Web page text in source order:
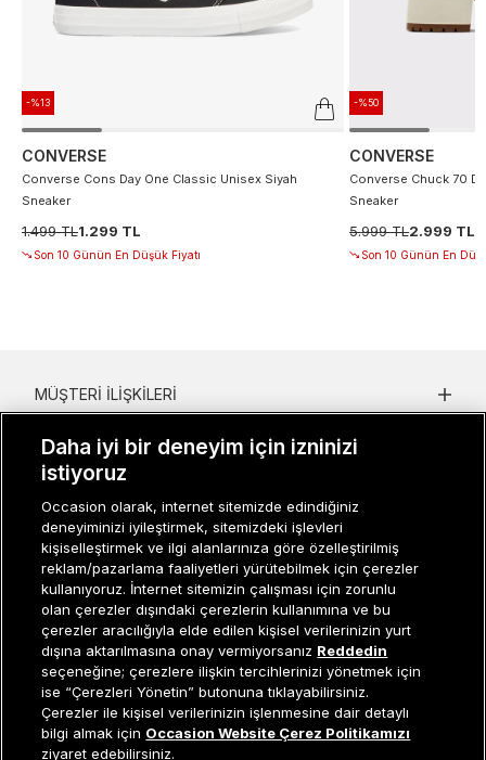
Sepete Ekle
-%13
CONVERSE
Converse Cons Day One Classic Unisex Siyah
Sneaker
1.499 TL1.299 TL
Son 10 Günün En Düşük Fiyatı
-%50
CONVERSE
Converse Chuck 70
Sneaker
5.999 TL2.999 TL
Son 10 Günün En
Müşteri İlişkileri0 850 800 01 20
MÜŞTERI İLIŞKILERI
KURUMSAL
KADIN KATEGORILER
GRUP MARKALAR
ERKEK KATEGORILER
Occasion bir EREN PERAKENDE markasıdır. © Eren Holding
Daha iyi bir deneyim için izninizi
istiyoruz
Occasion olarak, internet sitemizde edindiğiniz
deneyiminizi iyileştirmek, sitemizdeki işlevleri
kişiselleştirmek ve ilgi alanlarınıza göre özelleştirilmiş
reklam/pazarlama faaliyetleri yürütebilmek için çerezler
kullanıyoruz. İnternet sitemizin çalışması için zorunlu
olan çerezler dışındaki çerezlerin kullanımına ve bu
çerezler aracılığıyla elde edilen kişisel verilerinizin yurt
dışına aktarılmasına onay vermiyorsanız Reddedin
seçeneğine; çerezlere ilişkin tercihlerinizi yönetmek için
ise “Çerezleri Yönetin” butonuna tıklayabilirsiniz.
Çerezler ile kişisel verilerinizin işlenmesine dair detaylı
bilgi almak için Occasion Website Çerez Politikamızı
ziyaret edebilirsiniz.